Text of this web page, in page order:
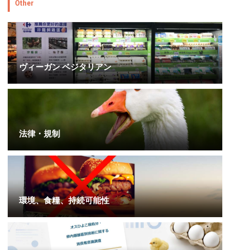
Other
ヴィーガン ベジタリアン
法律・規制
環境、食糧、持続可能性